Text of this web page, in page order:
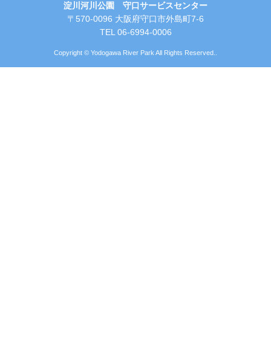
淀川河川公園 守口サービスセンター
〒570-0096 大阪府守口市外島町7-6
TEL 06-6994-0006
Copyright © Yodogawa River Park All Rights Reserved..